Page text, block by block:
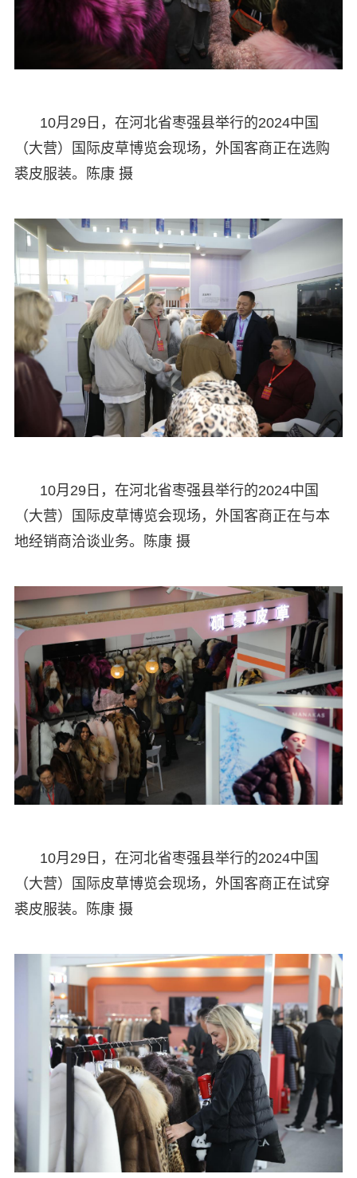
10月29日，在河北省枣强县举行的2024中国
（大营）国际皮草博览会现场，外国客商正在选购
裘皮服装。陈康 摄
10月29日，在河北省枣强县举行的2024中国
（大营）国际皮草博览会现场，外国客商正在与本
地经销商洽谈业务。陈康 摄
10月29日，在河北省枣强县举行的2024中国
（大营）国际皮草博览会现场，外国客商正在试穿
裘皮服装。陈康 摄